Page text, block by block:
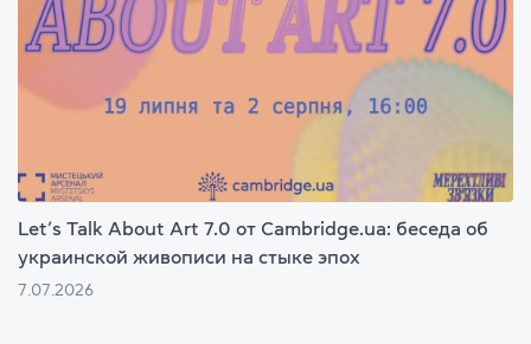
Let’s Talk About Art 7.0 от Cambridge.ua: беседа об
украинской живописи на стыке эпох
7.07.2026